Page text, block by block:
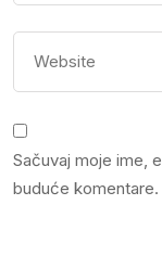
Sačuvaj moje ime,
buduće komentare.